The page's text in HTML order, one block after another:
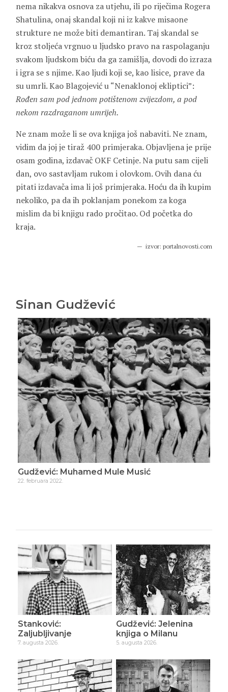
nema nikakva osnova za utjehu, ili po riječima Rogera
Shatulina, onaj skandal koji ni iz kakve misaone
strukture ne može biti demantiran. Taj skandal se
kroz stoljeća vrgnuo u ljudsko pravo na raspolaganju
svakom ljudskom biću da ga zamišlja, dovodi do izraza
i igra se s njime. Kao ljudi koji se, kao lisice, prave da
su umrli. Kao Blagojević u “Nenaklonoj ekliptici”:
Rođen sam pod jednom potištenom zvijezdom, a pod
nekom razdraganom umrijeh.
Ne znam može li se ova knjiga još nabaviti. Ne znam,
vidim da joj je tiraž 400 primjeraka. Objavljena je prije
osam godina, izdavač OKF Cetinje. Na putu sam cijeli
dan, ovo sastavljam rukom i olovkom. Ovih dana ću
pitati izdavača ima li još primjeraka. Hoću da ih kupim
nekoliko, pa da ih poklanjam ponekom za koga
mislim da bi knjigu rado pročitao. Od početka do
kraja.
izvor: portalnovosti.com
Sinan Gudžević
Gudžević: Muhamed Mule Musić
22. februara 2022.
Stanković:
Zaljubljivanje
7. augusta 2026.
Gudžević: Jelenina
knjiga o Milanu
5. augusta 2026.